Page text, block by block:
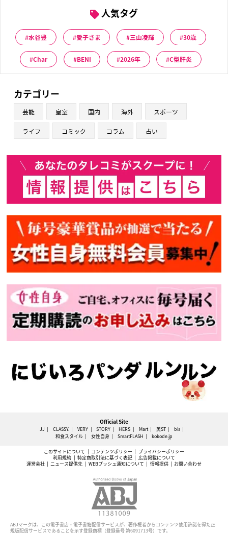
人気タグ
水谷豊 愛子さま 三山凌輝 30歳
Char BENI 2026年 C型肝炎
カテゴリー
芸能 皇室 国内 海外 スポーツ
ライフ コミック コラム 占い
Official Site
JJ CLASSY. VERY STORY HERS Mart 美ST
bis
和食スタイル
女性自身 SmartFLASH kokode.jp
このサイトについて コンテンツポリシー
プライバシーポリシー
利用規約
特定商取引法に基づく表記
広告掲載について
運営会社
ニュース提供先 WEBプッシュ通知について 情報提供 お問い合わせ
ABJマークは、この電子書店・電子書籍配信サービスが、著作権者からコンテンツ使用許諾を得た正
規版配信サービスであることを示す登録商標（登録番号 第6091713号）です。